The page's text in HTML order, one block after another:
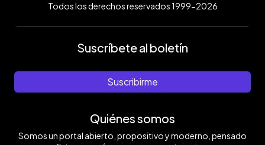
Todos los derechos reservados 1999-2026
Suscríbete al boletín
Suscribirme
Quiénes somos
Somos un portal abierto, propositivo y moderno, pensado